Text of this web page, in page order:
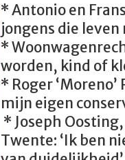
* Antonio en
jongens die leven
*
worden, kind of
* Roger
mijn eigen
* Joseph
Twente: ‘Ik ben